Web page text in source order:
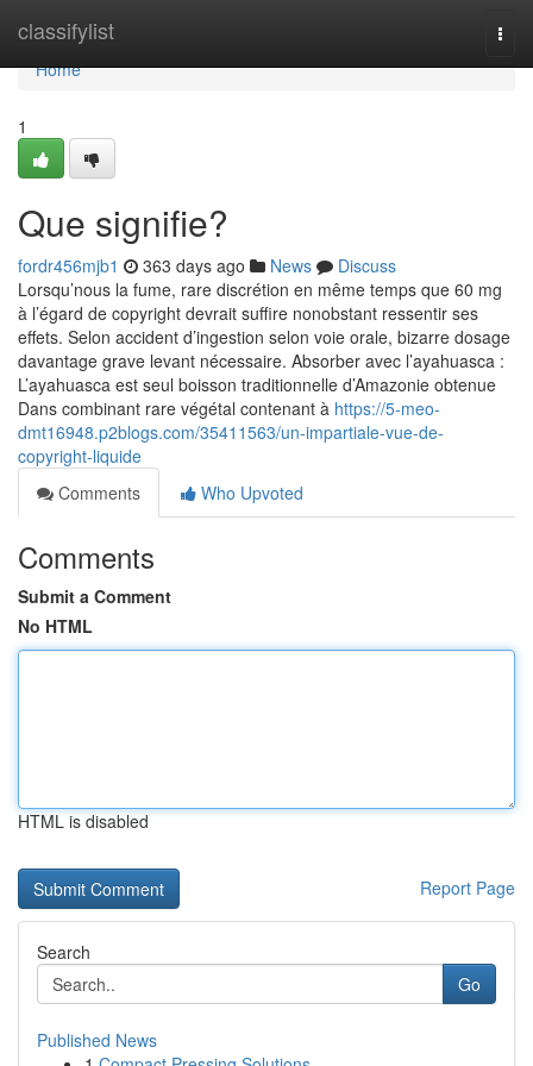
classifylist
Home
Home
1
Que signifie?
fordr456mjb1 363 days ago News
Discuss
Lorsqu’nous la fume, rare discrétion en même temps que 60 mg
à l’égard de copyright devrait suffire nonobstant ressentir ses
effets. Selon accident d’ingestion selon voie orale, bizarre dosage
davantage grave levant nécessaire. Absorber avec l’ayahuasca :
L’ayahuasca est seul boisson traditionnelle d’Amazonie obtenue
Dans combinant rare végétal contenant à https://5-meo-
dmt16948.p2blogs.com/35411563/un-impartiale-vue-de-
copyright-liquide
Comments
Who Upvoted
Comments
Submit a Comment
No HTML
HTML is disabled
Report Page
Search
Go
Published News